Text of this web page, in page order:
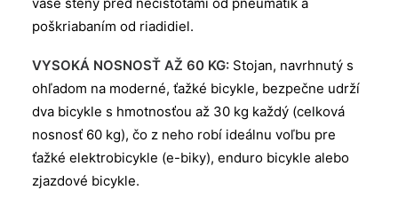
poškriabaním od riadidiel.
VYSOKÁ NOSNOSŤ AŽ 60 KG: Stojan, navrhnutý s
ohľadom na moderné, ťažké bicykle, bezpečne udrží
dva bicykle s hmotnosťou až 30 kg každý (celková
nosnosť 60 kg), čo z neho robí ideálnu voľbu pre
ťažké elektrobicykle (e-biky), enduro bicykle alebo
zjazdové bicykle.